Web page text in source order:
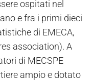
ospitati nel
e fra i primi dieci
di EMECA,
association). A
di MECSPE
ampio e dotato